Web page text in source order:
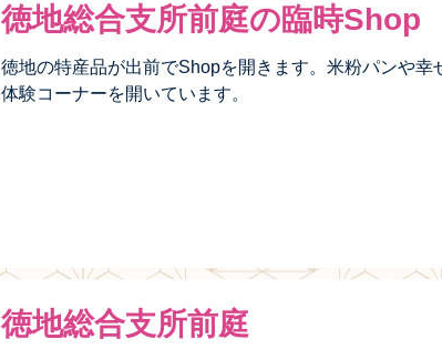
徳地総合支所前庭の臨時Shop
徳地の特産品が出前でShopを開きます。米粉パンや
体験コーナーを開いています。
徳地総合支所前庭